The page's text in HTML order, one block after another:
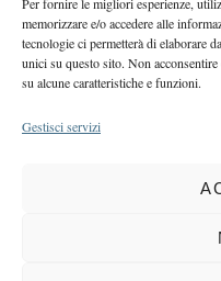
memorizzare e/o accedere alle
tecnologie ci permetterà di elaborare
unici su questo sito. Non
su alcune caratteristiche e funzioni.
Gestisci servizi
Crescere
COPYRIGHT 2025 LA